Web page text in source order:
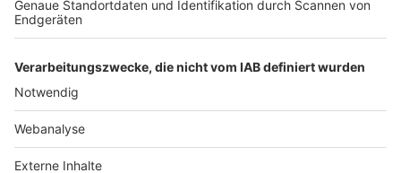
Nutzungsbedingungen Datenschutz Impressum